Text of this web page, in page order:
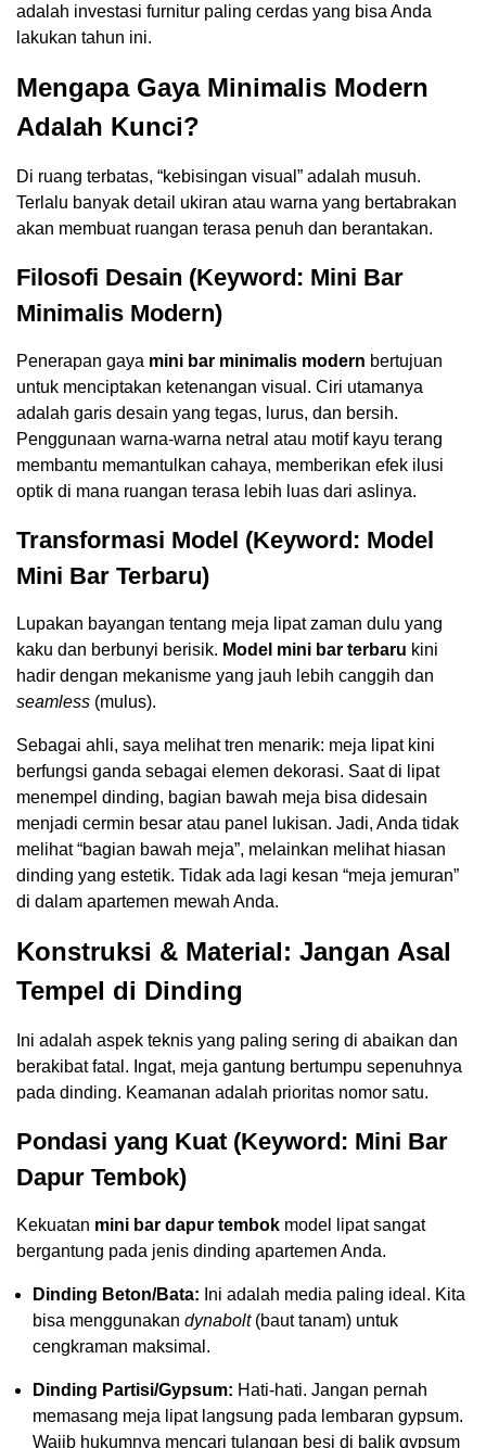
adalah investasi furnitur paling cerdas yang bisa Anda
lakukan tahun ini.
Mengapa Gaya Minimalis Modern
Adalah Kunci?
Di ruang terbatas, “kebisingan visual” adalah musuh.
Terlalu banyak detail ukiran atau warna yang bertabrakan
akan membuat ruangan terasa penuh dan berantakan.
Filosofi Desain (Keyword: Mini Bar
Minimalis Modern)
Penerapan gaya mini bar minimalis modern bertujuan
untuk menciptakan ketenangan visual. Ciri utamanya
adalah garis desain yang tegas, lurus, dan bersih.
Penggunaan warna-warna netral atau motif kayu terang
membantu memantulkan cahaya, memberikan efek ilusi
optik di mana ruangan terasa lebih luas dari aslinya.
Transformasi Model (Keyword: Model
Mini Bar Terbaru)
Lupakan bayangan tentang meja lipat zaman dulu yang
kaku dan berbunyi berisik. Model mini bar terbaru kini
hadir dengan mekanisme yang jauh lebih canggih dan
seamless (mulus).
Sebagai ahli, saya melihat tren menarik: meja lipat kini
berfungsi ganda sebagai elemen dekorasi. Saat di lipat
menempel dinding, bagian bawah meja bisa didesain
menjadi cermin besar atau panel lukisan. Jadi, Anda tidak
melihat “bagian bawah meja”, melainkan melihat hiasan
dinding yang estetik. Tidak ada lagi kesan “meja jemuran”
di dalam apartemen mewah Anda.
Konstruksi & Material: Jangan Asal
Tempel di Dinding
Ini adalah aspek teknis yang paling sering di abaikan dan
berakibat fatal. Ingat, meja gantung bertumpu sepenuhnya
pada dinding. Keamanan adalah prioritas nomor satu.
Pondasi yang Kuat (Keyword: Mini Bar
Dapur Tembok)
Kekuatan mini bar dapur tembok model lipat sangat
bergantung pada jenis dinding apartemen Anda.
Dinding Beton/Bata: Ini adalah media paling ideal. Kita
bisa menggunakan dynabolt(baut tanam) untuk
cengkraman maksimal.
Dinding Partisi/Gypsum: Hati-hati. Jangan pernah
memasang meja lipat langsung pada lembaran gypsum.
Wajib hukumnya mencari tulangan besi di balik gypsum